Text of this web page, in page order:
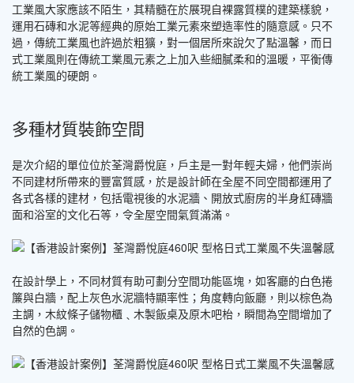
工業風大家應該不陌生，其精髓在於展現自裸露質樸的建築樣貌，
運用石磚和水泥等經典的原始工業元素來塑造率性的隨意感。只不
過，傳統工業風也許過於粗獷，對一個居所來說欠了點溫馨，而日
式工業風則在傳統工業風元素之上加入些細膩柔和的溫暖，平衡傳
統工業風的硬朗。
多種材質裝飾空間
是次介紹的單位位於荃灣爵悅庭，戶主是一對年輕夫婦，他們崇尚
不同建材所帶來的豐富質感，於是設計師在全屋不同空間都運用了
各式各樣的建材，包括電視後的水泥牆、開放式廚房的半身紅磚牆
面和浴室的文化石等，令全屋空間氣質滿滿。
在設計學上，不同材質有助可劃分空間功能區塊，如客廳的白色捲
簾與白牆，配上灰色水泥牆特顯率性；角度轉向飯廳，則以棕色為
主調，木紋條子儲物櫃﹑木製飯桌及原木吧枱，瞬間為空間增加了
自然的色調。